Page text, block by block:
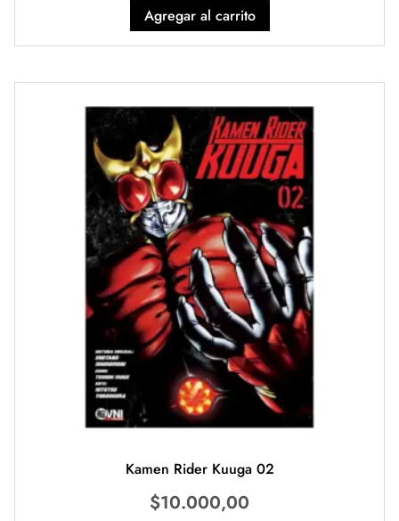
Agregar al carrito
Kamen Rider Kuuga 02
$10.000,00